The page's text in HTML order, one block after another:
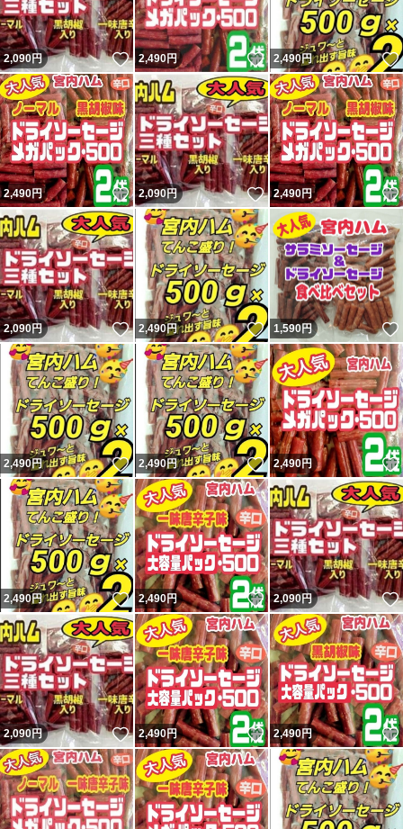
2,090円 いいね！
2,490円 いいね！
2,490円
2,490円 いいね！
2,090円 いいね！
2,490円
2,090円 いいね！
2,490円 いいね！
1,590円
2,490円 いいね！
2,490円 いいね！
2,490円
2,490円 いいね！
2,490円 いいね！
2,090円
2,090円 いいね！
2,490円 いいね！
2,490円